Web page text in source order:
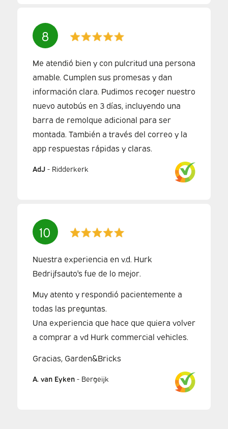
8
Me atendió bien y con pulcritud una persona
amable. Cumplen sus promesas y dan
información clara. Pudimos recoger nuestro
nuevo autobús en 3 días, incluyendo una
barra de remolque adicional para ser
montada. También a través del correo y la
app respuestas rápidas y claras.
AdJ- Ridderkerk
10
Nuestra experiencia en v.d. Hurk
Bedrijfsauto's fue de lo mejor.
Muy atento y respondió pacientemente a
todas las preguntas.
Una experiencia que hace que quiera volver
a comprar a vd Hurk commercial vehicles.
Gracias, Garden&Bricks
A. van Eyken- Bergeijk